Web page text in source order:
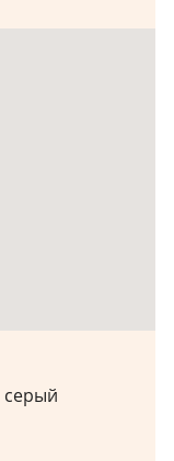
серый